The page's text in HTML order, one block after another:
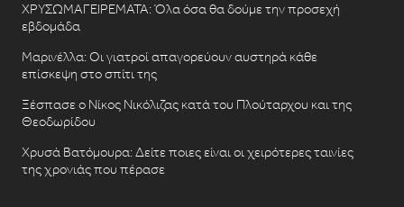
ΧΡΥΣΩΜΑΓΕΙΡΕΜΑΤΑ: Όλα όσα θα δούμε την προσεχή
εβδομάδα
Μαρινέλλα: Οι γιατροί απαγορεύουν αυστηρά κάθε
επίσκεψη στο σπίτι της
Ξέσπασε ο Νίκος Νικόλιζας κατά του Πλούταρχου και της
Θεοδωρίδου
Χρυσά Βατόμουρα: Δείτε ποιες είναι οι χειρότερες ταινίες
της χρονιάς που πέρασε